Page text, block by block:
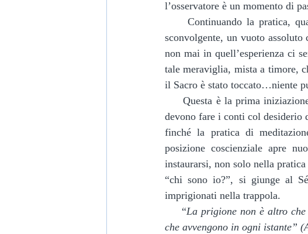
l’osservatore è un momento di
     Continuando la pratica, quando meno ce lo aspettiamo, ecco che si manifesta un’esperienza
sconvolgente, un vuoto
non mai in quell’esperienza ci
tale meraviglia, mista a timore,
il Sacro è stato toccato…niente
     Questa è la prima iniziazione e da qui inizia un cammino umile, fatto di piccoli passi, in cui si
devono fare i conti col desiderio
finché la pratica di
posizione coscienziale apre
instaurarsi, non solo nella
“chi sono io?”, si giunge al
imprigionati nella trappola.
     “
La prigione non è altro che
che avvengono in ogni istante”